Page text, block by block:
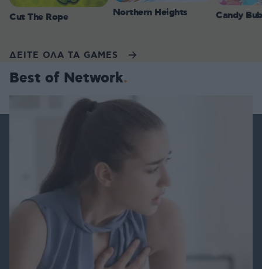
Cut The Rope Northern Heights Candy
ΔΕΙΤΕ ΟΛΑ ΤΑ GAMES
Best of Network